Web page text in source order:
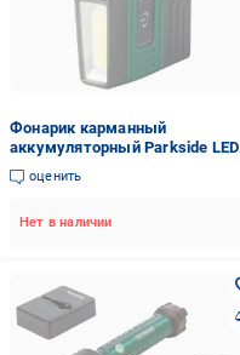
Фонарик карманный
аккумуляторный Parkside LED
USB 50/150 lm 3,7 V 800 мАч
(super1_100351288001-1)
оценить
Нет в наличии